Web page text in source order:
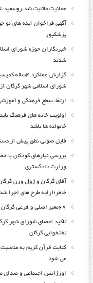
حقانیت ماثابت
آگهی فراخوان ایده های نو
پزشکپور
خبرنگاران حوزه شورای
شدند
گزارش
شورای اسلامی شهر گرگان از مهر ماه ۹۳
ارتقاء سطح فرهنگی و
اولویت خانه های فرهنگ
خانواده ها باشد
فایل صوتی نطق پیش از
بررسی نیازهای کودکان با
وزارت دادگستری
آقای گرگان و ژول ورن
خاطر؛ارایه طرح های اجرا
۶۹معبر اصلی و فرعی گرگان به نام شهداء در سال ۹۵ نامگذاری شد
تاکید اعضای شورای شهر
تختخوابی گرگان
کتابت قرآن کریم به
می شود
اورژانس اجتماعی و